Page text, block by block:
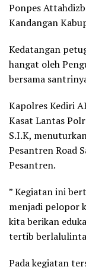
Ponpes
Kandangan
Kedatangan
hangat oleh
bersama
Kapolres Kediri
Kasat Lantas
S.I.K,
Pesantren Road
Pesantren.
” Kegiatan ini
menjadi pelopor
kita berikan
tertib
Pada kegiatan